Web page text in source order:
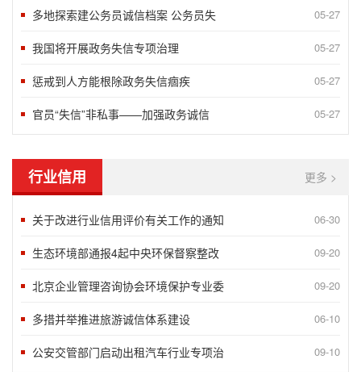
多地探索建公务员诚信档案 公务员失 05-27
我国将开展政务失信专项治理 05-27
惩戒到人方能根除政务失信痼疾 05-27
官员“失信”非私事——加强政务诚信 05-27
行业信用 更多 >
关于改进行业信用评价有关工作的通知 06-30
生态环境部通报4起中央环保督察整改 09-20
北京企业管理咨询协会环境保护专业委 09-20
多措并举推进旅游诚信体系建设 06-10
公安交管部门启动出租汽车行业专项治 09-10